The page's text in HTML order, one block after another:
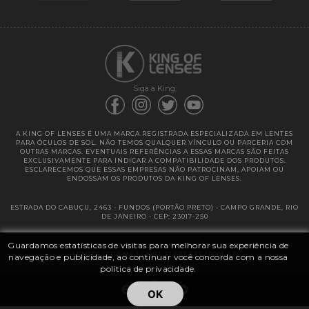
Guardamos estatísticas de visitas para melhorar sua experiência de
navegação e publicidade, ao continuar você concorda com a nossa
política de privacidade.
OK
Siga a King:
A KING OF LENSES É UMA MARCA REGISTRADA ESPECIALIZADA EM LENTES
PARA ÓCULOS DE SOL. NÃO TEMOS QUALQUER VÍNCULO OU PARCERIA COM
OUTRAS MARCAS. EVENTUAIS REFERÊNCIAS A ESSAS MARCAS SÃO FEITAS
EXCLUSIVAMENTE PARA INDICAR A COMPATIBILIDADE DOS PRODUTOS.
ESCLARECEMOS QUE ESSAS EMPRESAS NÃO PATROCINAM, APOIAM OU
ENDOSSAM OS PRODUTOS DA KING OF LENSES.
ESTRADA DO CABUÇU, 2463 - FUNDOS (PORTÃO PRETO) - CAMPO GRANDE, RIO
DE JANEIRO - CEP: 23017-250
@ 2025 | KING OF LENSES - KING OF IMPORTAÇÃO E DISTRIBUIÇÃO DE
LENTES LTDA ME | CNPJ: 13.682.533 / 0001-42